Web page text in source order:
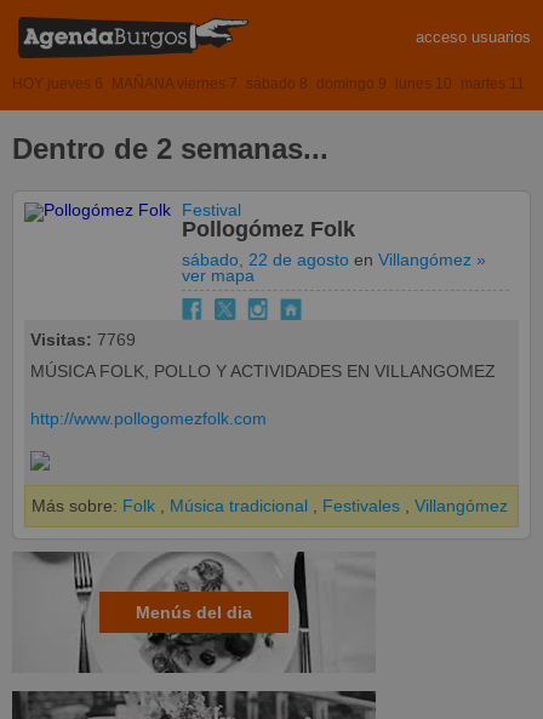
acceso usuarios
HOY jueves 6 MAÑANA viernes 7 sábado 8 domingo 9 lunes 10 martes 11
Dentro de 2 semanas...
Festival
Pollogómez Folk
sábado, 22 de agosto enVillangómez »
ver mapa
Visitas: 7769
MÚSICA FOLK, POLLO Y ACTIVIDADES EN VILLANGOMEZ
http://www.pollogomezfolk.com
Más sobre: Folk Música tradicional Festivales Villangómez
Menús del dia